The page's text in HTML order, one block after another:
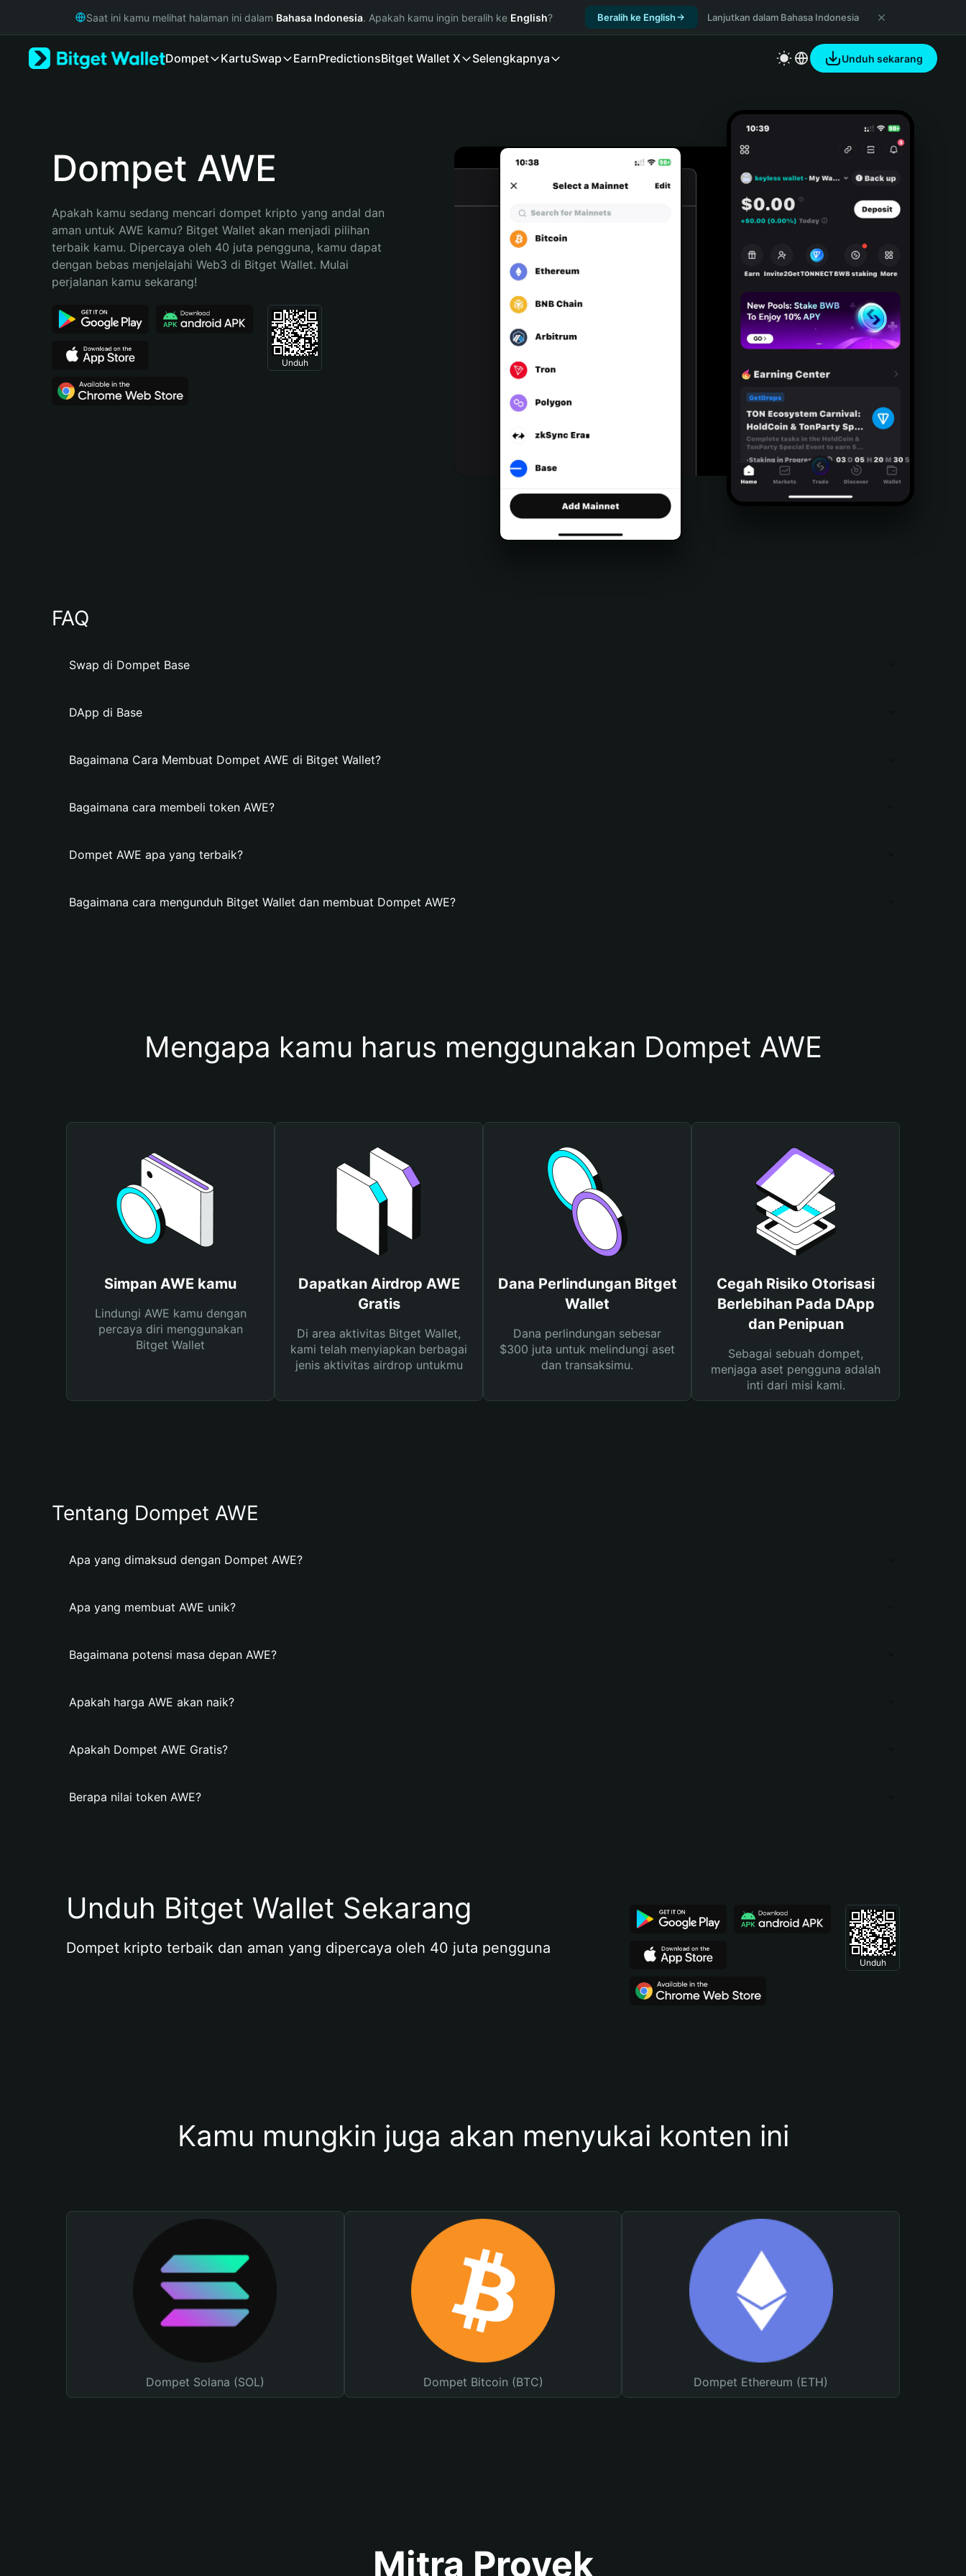
Русский
Bahasa Indonesia
Español (Argentina)
Saat ini kamu melihat halaman ini dalam Bahasa Indonesia. Apakah kamu ingin beralih ke English? Beralih ke English Lanjutkan dalam Bahasa Indonesia
Dompet KartuSwap EarnPredictionsBitget Wallet X Selengkapnya Unduh sekarang
Dompet AWE
Apakah kamu sedang mencari dompet kripto yang andal dan
aman untuk AWE kamu? Bitget Wallet akan menjadi pilihan
terbaik kamu. Dipercaya oleh 40 juta pengguna, kamu dapat
dengan bebas menjelajahi Web3 di Bitget Wallet. Mulai
perjalanan kamu sekarang!
Unduh
FAQ
Swap di Dompet Base
DApp di Base
Bagaimana Cara Membuat Dompet AWE di Bitget Wallet?
Bagaimana cara membeli token AWE?
Dompet AWE apa yang terbaik?
Bagaimana cara mengunduh Bitget Wallet dan membuat Dompet AWE?
Mengapa kamu harus menggunakan Dompet AWE
Simpan AWE kamu
Lindungi AWE kamu dengan
percaya diri menggunakan
Bitget Wallet
Dapatkan Airdrop AWE
Gratis
Di area aktivitas Bitget Wallet,
kami telah menyiapkan berbagai
jenis aktivitas airdrop untukmu
Dana Perlindungan Bitget
Wallet
Dana perlindungan sebesar
$300 juta untuk melindungi aset
dan transaksimu.
Cegah Risiko Otorisasi
Berlebihan Pada DApp
dan Penipuan
Sebagai sebuah dompet,
menjaga aset pengguna adalah
inti dari misi kami.
Tentang Dompet AWE
Apa yang dimaksud dengan Dompet AWE?
Apa yang membuat AWE unik?
Bagaimana potensi masa depan AWE?
Apakah harga AWE akan naik?
Apakah Dompet AWE Gratis?
Berapa nilai token AWE?
Unduh Bitget Wallet Sekarang
Dompet kripto terbaik dan aman yang dipercaya oleh 40 juta pengguna
Unduh
Kamu mungkin juga akan menyukai konten ini
Dompet Solana (SOL) Dompet Bitcoin (BTC) Dompet Ethereum (ETH)
Mitra Proyek